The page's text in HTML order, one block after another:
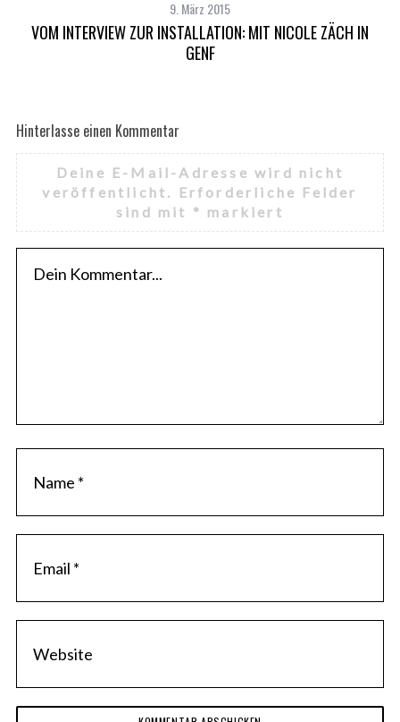
9. März 2015
VOM INTERVIEW ZUR INSTALLATION: MIT NICOLE ZÄCH IN
GENF
Hinterlasse einen Kommentar
Deine E-Mail-Adresse wird nicht
veröffentlicht.
Erforderliche Felder
sind mit * markiert